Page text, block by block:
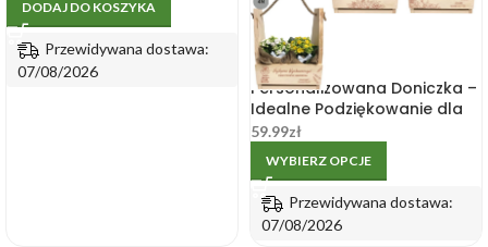
DODAJ DO KOSZYKA
Przewidywana dostawa:
07/08/2026
Personalizowana Doniczka –
Idealne Podziękowanie dla
Nauczyciela
59.99zł
WYBIERZ OPCJE
Przewidywana dostawa:
07/08/2026